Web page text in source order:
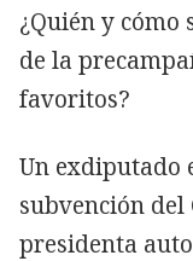
¿Quién y cómo
de la
favoritos?
Un exdiputado
subvención del
presidenta